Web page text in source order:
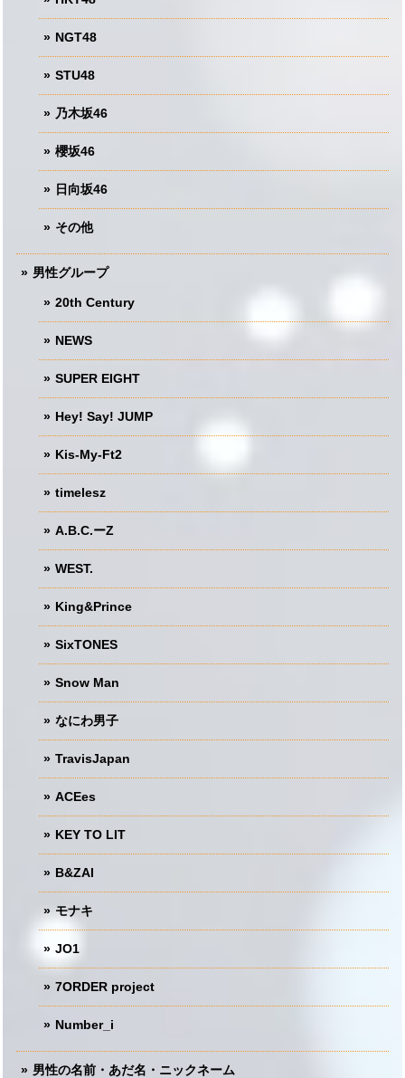
NGT48
STU48
乃木坂46
櫻坂46
日向坂46
その他
男性グループ
20th Century
NEWS
SUPER EIGHT
Hey! Say! JUMP
Kis-My-Ft2
timelesz
A.B.C.ーZ
WEST.
King&Prince
SixTONES
Snow Man
なにわ男子
TravisJapan
ACEes
KEY TO LIT
B&ZAI
モナキ
JO1
7ORDER project
Number_i
男性の名前・あだ名・ニックネーム